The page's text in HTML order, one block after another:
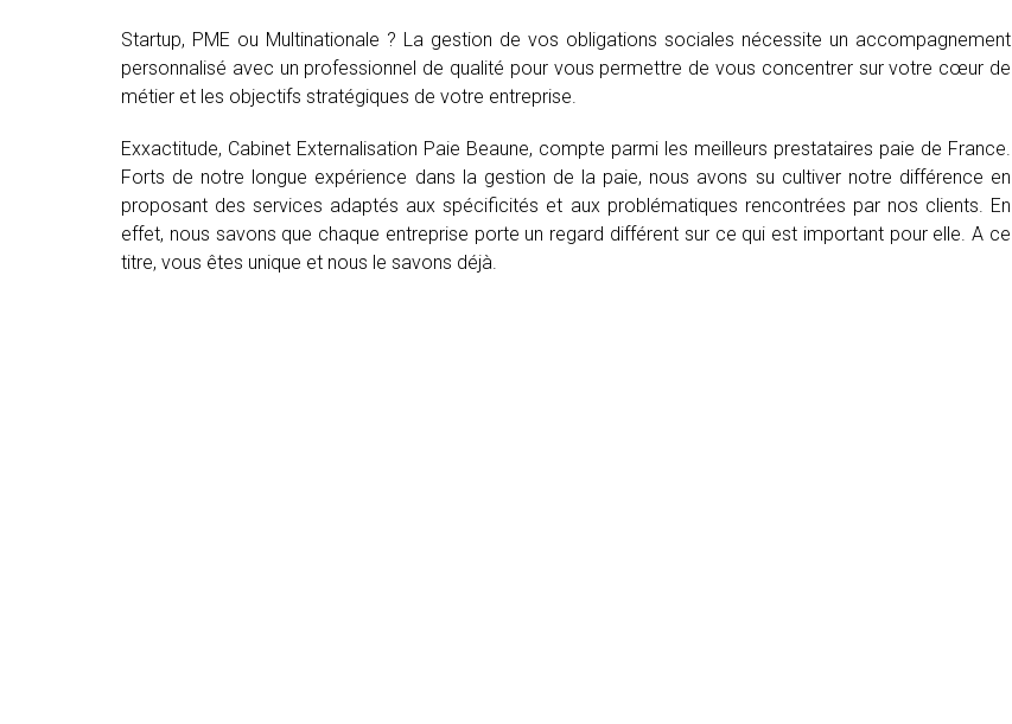
Startup, PME ou Multinationale ? La gestion de vos obligations sociales nécessite un accompagnement
personnalisé avec un professionnel de qualité pour vous permettre de vous concentrer sur votre cœur de
métier et les objectifs stratégiques de votre entreprise.
Exxactitude, Cabinet Externalisation Paie Beaune, compte parmi les meilleurs prestataires paie de France.
Forts de notre longue expérience dans la gestion de la paie, nous avons su cultiver notre différence en
proposant des services adaptés aux spécificités et aux problématiques rencontrées par nos clients. En
effet, nous savons que chaque entreprise porte un regard différent sur ce qui est important pour elle. A ce
titre, vous êtes unique et nous le savons déjà.